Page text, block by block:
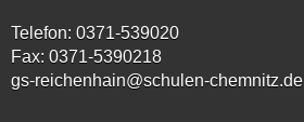
Telefon: 0371-539020
Fax: 0371-5390218
gs-reichenhain@schulen-chemnitz.de